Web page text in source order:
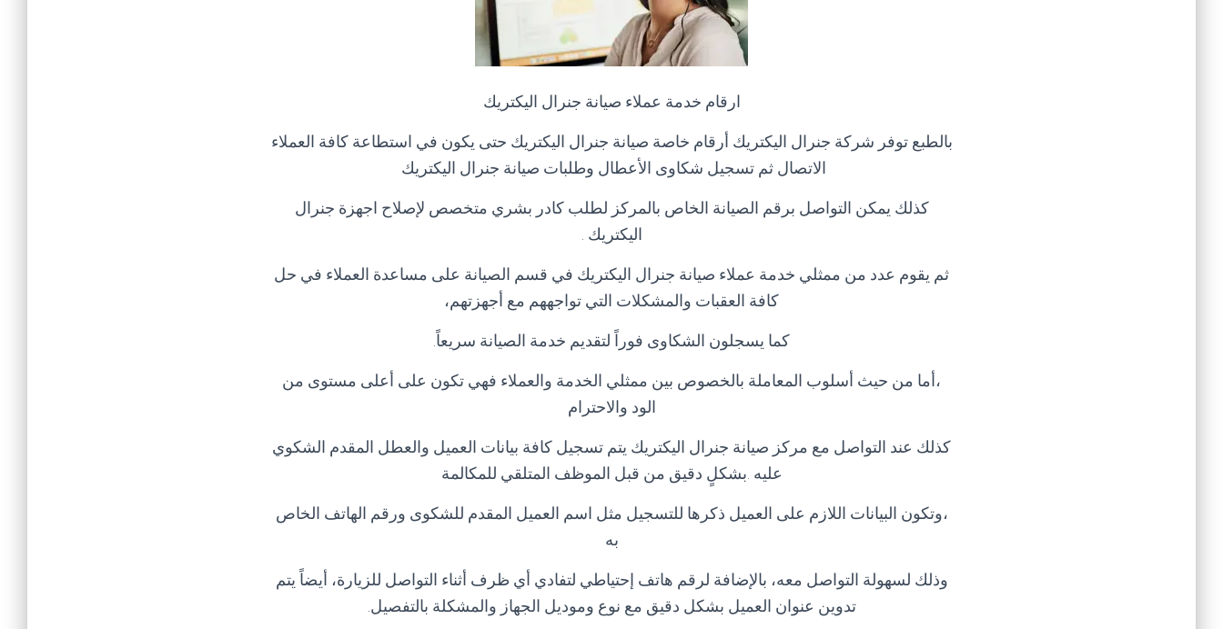
ارقام خدمة عملاء صيانة جنرال اليكتريك
بالطبع توفر شركة جنرال اليكتريك أرقام خاصة صيانة جنرال اليكتريك حتى يكون في استطاعة كافة العملاء
الاتصال ثم تسجيل شكاوى الأعطال وطلبات صيانة جنرال اليكتريك
كذلك يمكن التواصل برقم الصيانة الخاص بالمركز لطلب كادر بشري متخصص لإصلاح اجهزة جنرال
اليكتريك
ثم يقوم عدد من ممثلي خدمة عملاء صيانة جنرال اليكتريك في قسم الصيانة على مساعدة العملاء في حل
كافة العقبات والمشكلات التي تواجههم مع أجهزتهم،
كما يسجلون الشكاوى فوراً لتقديم خدمة الصيانة سريعاً
،أما من حيث أسلوب المعاملة بالخصوص بين ممثلي الخدمة والعملاء فهي تكون على أعلى مستوى من
الود والاحترام
كذلك عند التواصل مع مركز صيانة جنرال اليكتريك يتم تسجيل كافة بيانات العميل والعطل المقدم الشكوي
عليه .بشكلٍ دقيق من قبل الموظف المتلقي للمكالمة
،وتكون البيانات اللازم على العميل ذكرها للتسجيل مثل اسم العميل المقدم للشكوى ورقم الهاتف الخاص
به
وذلك لسهولة التواصل معه، بالإضافة لرقم هاتف إحتياطي لتفادي أي ظرف أثناء التواصل للزيارة، أيضاً يتم
تدوين عنوان العميل بشكل دقيق مع نوع وموديل الجهاز والمشكلة بالتفصيل